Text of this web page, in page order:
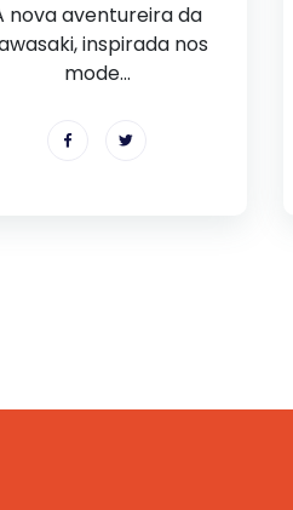
nova aventureira da
inspirada nos
mode...